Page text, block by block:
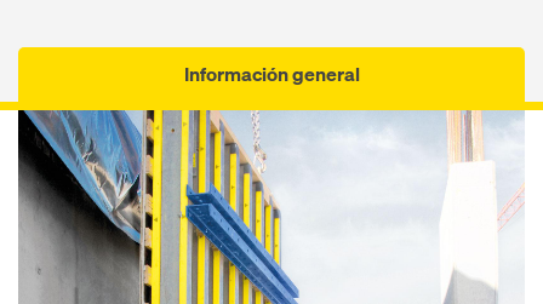
Información general